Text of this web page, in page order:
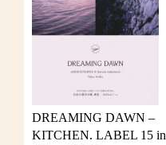
DREAMING DAWN –
KITCHEN. LABEL 15 in